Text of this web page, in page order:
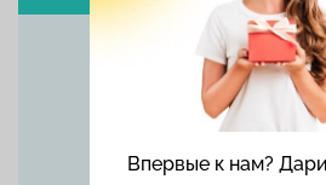
Впервые к нам?
Позвоните
+7 (495)